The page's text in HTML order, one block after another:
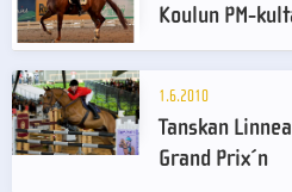
Koulun PM-
1.6.2010
Tanskan
Grand Prix´n